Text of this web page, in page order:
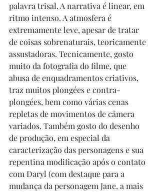
palavra trisal. A narrativa é linear, em
ritmo intenso. A atmosfera é
extremamente leve, apesar de tratar
de coisas sobrenaturais, teoricamente
assustadoras. Tecnicamente, gosto
muito da fotografia do filme, que
abusa de enquadramentos criativos,
traz muitos plongées e contra-
plongées, bem como várias cenas
repletas de movimentos de câmera
variados. Também gosto do desenho
de produção, em especial da
caracterização das personagens e sua
repentina modificação após o contato
com Daryl (com destaque para a
mudança da personagem Jane, a mais